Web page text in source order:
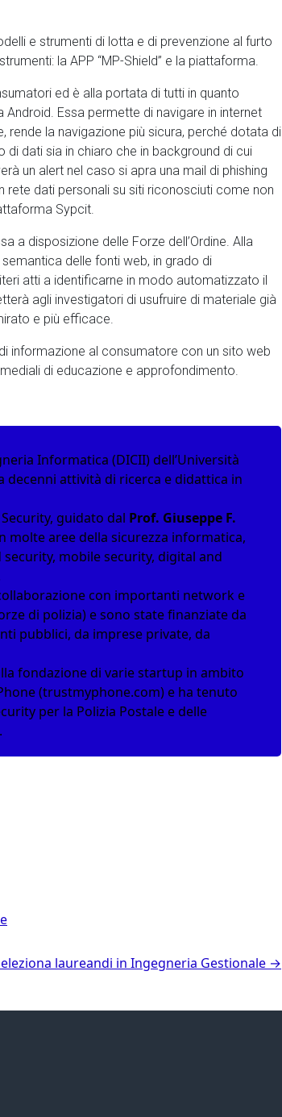
e strumenti di lotta e di prevenzione al furto
la APP “MP-Shield” e la piattaforma.
ed è alla portata di tutti in quanto
Essa permette di navigare in internet
rende la navigazione più sicura, perché dotata di
dati sia in chiaro che in background di cui
un alert nel caso si apra una mail di phishing
rete dati personali su siti riconosciuti come non
Sypcit.
a disposizione delle Forze dell’Ordine. Alla
delle fonti web, in grado di
atti a identificarne in modo automatizzato il
agli investigatori di usufruire di materiale già
e più efficace.
informazione al consumatore con un sito web
di educazione e approfondimento.
Informatica (DICII) dell’Università
decenni attività di ricerca e didattica in
guidato dal Prof. Giuseppe F.
molte aree della sicurezza informatica,
security, mobile security, digital and
con importanti network e
di polizia) e sono state finanziate da
pubblici, da imprese private, da
fondazione di varie startup in ambito
(trustmyphone.com) e ha tenuto
per la Polizia Postale e delle
laureandi in Ingegneria Gestionale →